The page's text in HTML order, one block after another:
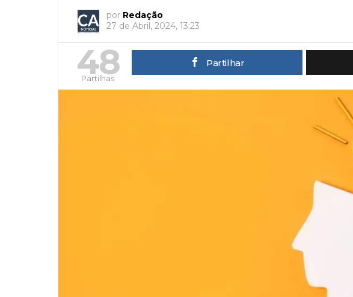
por Redação
27 de Abril, 2024, 13:23
48
Partilhas
Partilhar